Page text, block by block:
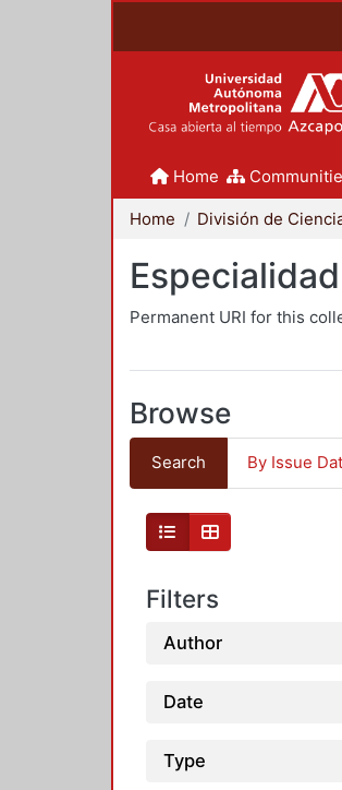
Home
Home
Permanent URI for this
Browse
Search By Issue
Filters
Author
Date
Type